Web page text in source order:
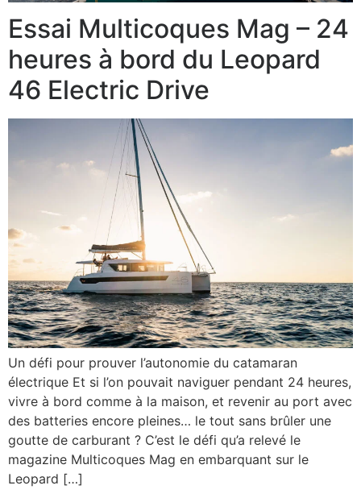
Essai Multicoques Mag – 24
heures à bord du Leopard
46 Electric Drive
Un défi pour prouver l’autonomie du catamaran
électrique Et si l’on pouvait naviguer pendant 24 heures,
vivre à bord comme à la maison, et revenir au port avec
des batteries encore pleines… le tout sans brûler une
goutte de carburant ? C’est le défi qu’a relevé le
magazine Multicoques Mag en embarquant sur le
Leopard […]